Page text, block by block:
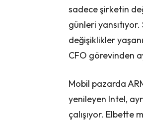
sadece şirketin
günleri
değişiklikler
CFO görevinden
Mobil pazarda
yenileyen Intel,
çalışıyor. Elbette